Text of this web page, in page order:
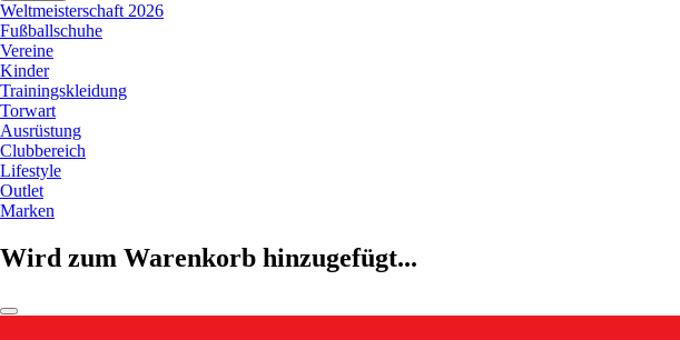
Weltmeisterschaft 2026
Fußballschuhe
Vereine
Kinder
Trainingskleidung
Torwart
Ausrüstung
Clubbereich
Lifestyle
Outlet
Marken
Wird zum Warenkorb hinzugefügt...